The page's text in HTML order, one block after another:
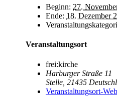
Beginn: 27.
Ende: 18. Dezember
Veranstaltungsort
frei:kirche
Harburger Straße 11
Stelle 21435
Veranstaltungsort-